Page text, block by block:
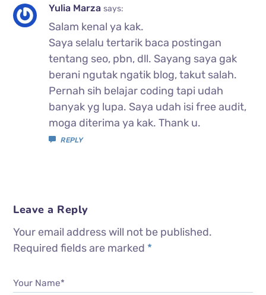
Yulia Marzasays:
Salam kenal ya kak.
Saya selalu tertarik baca postingan
tentang seo, pbn, dll. Sayang saya gak
berani ngutak ngatik blog, takut salah.
Pernah sih belajar coding tapi udah
banyak yg lupa. Saya udah isi free audit,
moga diterima ya kak. Thank u.
REPLY
Leave a Reply
Your email address will not be published.
Required fields are marked *
Your Name*